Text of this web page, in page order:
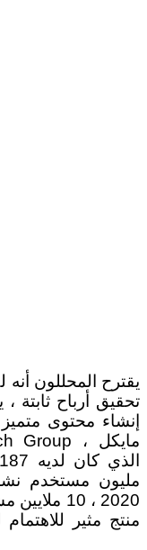
يقترح المحللون
تحقيق أرباح ثابتة
إنشاء محتوى
مليون مستخدم
2020 ، 10
منتج مثير